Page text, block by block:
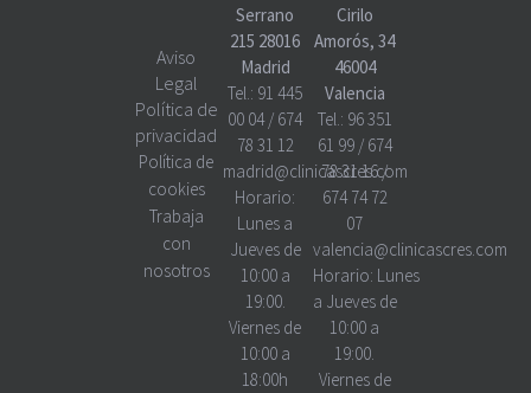
Aviso
Legal
Política de
privacidad
Política de
cookies
Trabaja
con
nosotros
Serrano
215 28016
Madrid
Tel.: 91 445
00 04/ 674
78 31 12
madrid@clinicascres.com
Horario:
Lunes a
Jueves de
10:00 a
19:00.
Viernes de
10:00 a
18:00h
Cirilo
Amorós, 34
46004
Valencia
Tel.: 96 351
61 99/ 674
78 31 16/
674 74 72
07
valencia@clinicascres.com
Horario: Lunes
a Jueves de
10:00 a
19:00.
Viernes de